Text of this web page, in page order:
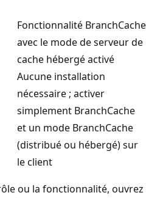
Fonctionnalité BranchCache
avec le mode de serveur de
cache hébergé activé
Aucune installation
nécessaire ; activer
simplement BranchCache
et un mode BranchCache
(distribué ou hébergé) sur
le client
ou la fonctionnalité, ouvrez